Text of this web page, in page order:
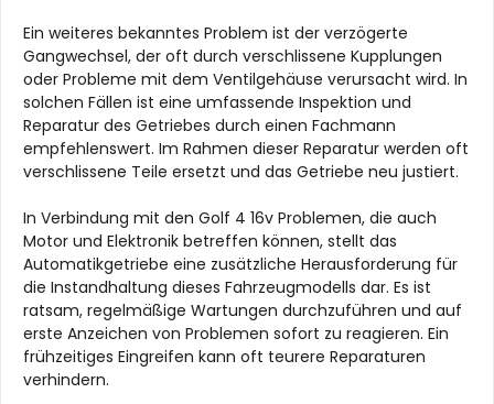
Ein weiteres bekanntes Problem ist der verzögerte
Gangwechsel, der oft durch verschlissene Kupplungen
oder Probleme mit dem Ventilgehäuse verursacht wird. In
solchen Fällen ist eine umfassende Inspektion und
Reparatur des Getriebes durch einen Fachmann
empfehlenswert. Im Rahmen dieser Reparatur werden oft
verschlissene Teile ersetzt und das Getriebe neu justiert.
In Verbindung mit den Golf 4 16v Problemen, die auch
Motor und Elektronik betreffen können, stellt das
Automatikgetriebe eine zusätzliche Herausforderung für
die Instandhaltung dieses Fahrzeugmodells dar. Es ist
ratsam, regelmäßige Wartungen durchzuführen und auf
erste Anzeichen von Problemen sofort zu reagieren. Ein
frühzeitiges Eingreifen kann oft teurere Reparaturen
verhindern.